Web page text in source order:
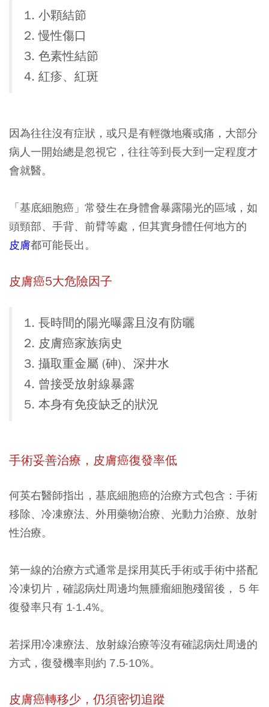
1. 小顆結節
2. 慢性傷口
3. 色素性結節
4. 紅疹、紅斑
因為往往沒有症狀，或只是有輕微地癢或痛，大部分
病人一開始總是忽視它，往往等到長大到一定程度才
會就醫。
「基底細胞癌」常發生在身體會暴露陽光的區域，如
頭頸部、手背、前臂等處，但其實身體任何地方的
皮膚都可能長出。
皮膚癌5大危險因子
1. 長時間的陽光曝露且沒有防曬
2. 皮膚癌家族病史
3. 攝取重金屬 (砷)、深井水
4. 曾接受放射線暴露
5. 本身有免疫缺乏的狀況
手術妥善治療， 皮膚癌復發率低
何英右醫師指出，基底細胞癌的治療方式包含：手術
移除、冷凍療法、外用藥物治療、光動力治療、放射
性治療。
第一線的治療方式通常是採用莫氏手術或手術中搭配
冷凍切片，確認病灶周邊均無腫瘤細胞殘留後， 5 年
復發率只有 1-1.4%。
若採用冷凍療法、放射線治療等沒有確認病灶周邊的
方式，復發機率則約 7.5-10%。
皮膚癌轉移少， 仍須密切追蹤